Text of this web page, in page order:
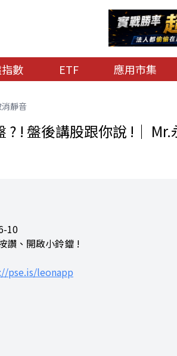
數 ETF 應用市集
靜音
? ! 盤後講股跟你說 !｜
10
讚、開啟小鈴鐺 !
pse.is/leonapp